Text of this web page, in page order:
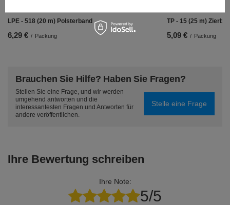
LPE - 518 (20 m) Polsterband
6,29 € / Packung
TP - 15 (25 m)
5,09 € / Packung
Brauchen Sie Hilfe? Haben Sie Fragen?
Stellen Sie eine Frage, und wir werden
umgehend antworten und die
interessantesten Fragen und Antworten für
andere veröffentlichen.
Stelle eine Frage
Ihre Bewertung schreiben
Ihre Note:
5/5